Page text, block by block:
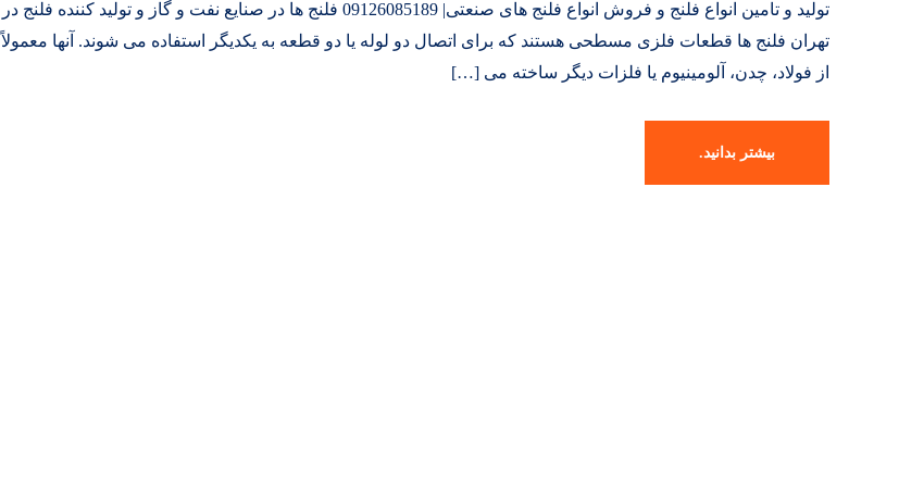
تولید و تامین انواع فلنج و فروش انواع فلنج های صنعتی| 09126085189 فلنج ها در صنایع نفت و گاز و تولید کننده فلنج در
تهران فلنج ها قطعات فلزی مسطحی هستند که برای اتصال دو لوله یا دو قطعه به یکدیگر استفاده می شوند. آنها معمولاً
از فولاد، چدن، آلومینیوم یا فلزات دیگر ساخته می […]
بیشتر بدانید.